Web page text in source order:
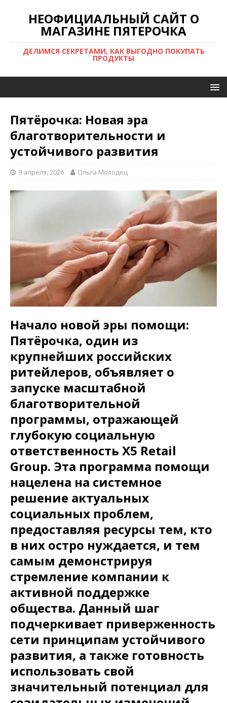
НЕОФИЦИАЛЬНЫЙ САЙТ О
МАГАЗИНЕ ПЯТЕРОЧКА
ДЕЛИМСЯ СЕКРЕТАМИ, КАК ВЫГОДНО ПОКУПАТЬ
ПРОДУКТЫ
Пятёрочка: Новая эра
благотворительности и
устойчивого развития
9 апреля, 2026 Ольга Молодец
Начало новой эры помощи:
Пятёрочка, один из
крупнейших российских
ритейлеров, объявляет о
запуске масштабной
благотворительной
программы, отражающей
глубокую социальную
ответственность X5 Retail
Group. Эта программа помощи
нацелена на системное
решение актуальных
социальных проблем,
предоставляя ресурсы тем, кто
в них остро нуждается, и тем
самым демонстрируя
стремление компании к
активной поддержке
общества. Данный шаг
подчеркивает приверженность
сети принципам устойчивого
развития, а также готовность
использовать свой
значительный потенциал для